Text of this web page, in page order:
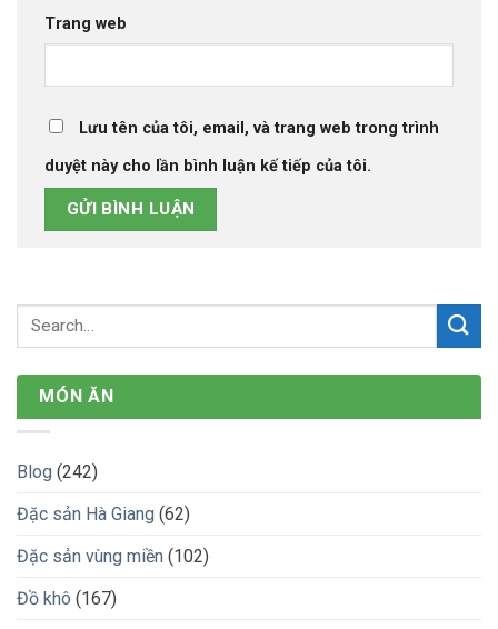
Trang web
Lưu tên của tôi, email, và trang web trong trình
duyệt này cho lần bình luận kế tiếp của tôi.
MÓN ĂN
Blog (242)
Đặc sản Hà Giang (62)
Đặc sản vùng miền (102)
Đồ khô (167)